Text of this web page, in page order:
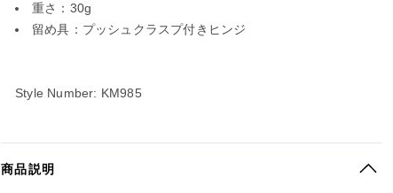
重さ：30g
留め具：プッシュクラスプ付きヒンジ
Style Number: KM985
商品説明